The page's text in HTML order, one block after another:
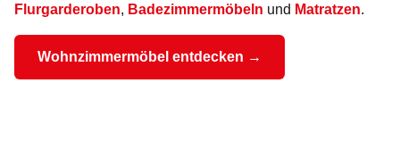
Flurgarderoben, Badezimmermöbeln und Matratzen.
Wohnzimmermöbel entdecken →